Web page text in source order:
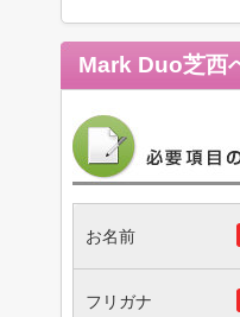
Mark Duo芝西
お名前
フリガナ